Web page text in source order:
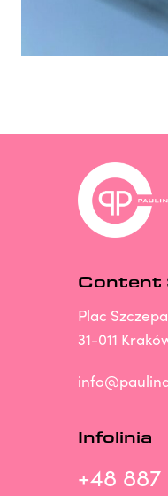
Content
Plac
31-011
Infolinia
+48